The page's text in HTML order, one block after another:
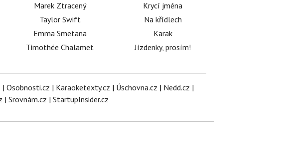
Marek Ztracený
Taylor Swift
Emma Smetana
Timothée Chalamet
Krycí jména
Na křídlech
Karak
Jízdenky, prosím!
| Osobnosti.cz | Karaoketexty.cz | Úschovna.cz | Nedd.cz |
| Srovnám.cz | StartupInsider.cz